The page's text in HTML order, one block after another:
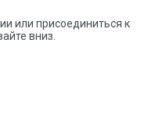
или присоединиться к
вниз.